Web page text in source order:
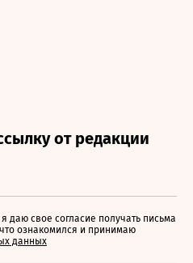
даю свое согласие получать письма
ознакомился и принимаю
данных